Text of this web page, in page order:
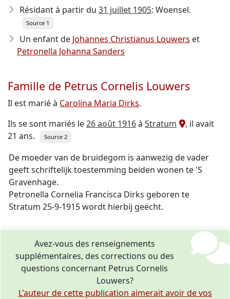
Résidant à partir du 31 juillet 1905: Woensel.
Source 1
Un enfant de Johannes Christianus Louwers et
Petronella Johanna Sanders
Famille de Petrus Cornelis Louwers
Il est marié à Carolina Maria Dirks.
Ils se sont mariés le26 août 1916à Stratum
, il avait
21 ans.
Source 2
De moeder van de bruidegom is aanwezig de vader
geeft schriftelijk toestemming beiden wonen te 'S
Gravenhage.
Petronella Cornelia Francisca Dirks geboren te
Stratum 25-9-1915 wordt hierbij geëcht.
Avez-vous des renseignements
supplémentaires, des corrections ou des
questions concernant Petrus Cornelis
Louwers?
L'auteur de cette publication aimerait avoir de vos